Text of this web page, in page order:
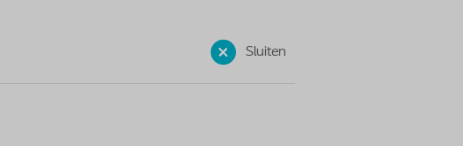
Sluiten